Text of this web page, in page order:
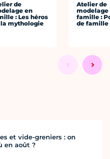
de
en
: Les héros
mythologie
Atelier de
modelage
famille :
de famille
et vide-greniers : on
en août ?